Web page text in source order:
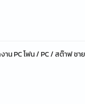
าน PC โฟน / PC / สต๊าฟ ช